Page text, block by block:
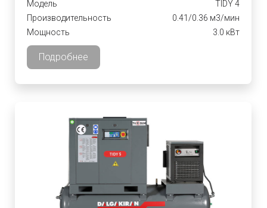
Модель
TIDY 4
Производительность
0.41/0.36 м3/мин
Мощность
3.0 кВт
Подробнее